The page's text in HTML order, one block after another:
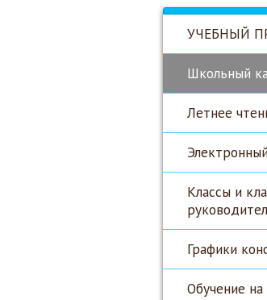
УЧЕБНЫЙ
Школьный
Летнее
Классы и
Графики
Обучение